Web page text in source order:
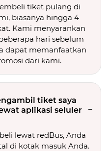
tiket pulang di
biasanya hingga 4
Kami menyarankan
hari sebelum
dapat memanfaatkan
dari kami.
tiket saya
aplikasi seluler
lewat redBus, Anda
di kotak masuk Anda.